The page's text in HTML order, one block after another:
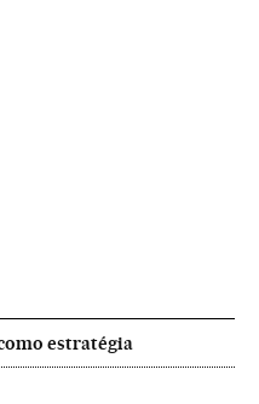
estratégia